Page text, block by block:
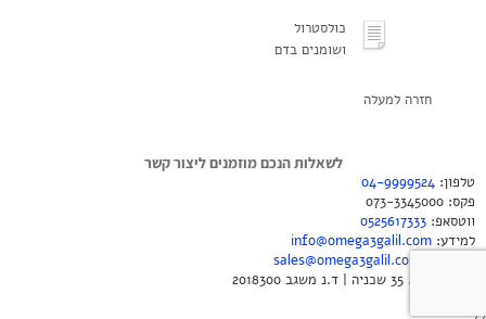
כולסטרול
ושומנים בדם
חזרה למעלה
לשאלות הנכם מוזמנים ליצור קשר
טלפון: 04-9999524
פקס: 073-3345000
ווטסאפ: 0525617333
למידע: info@omega3galil.com
sales@omega3galil.com
כתובת: ת.ד. 35 שכניה | ד.נ משגב 2018300